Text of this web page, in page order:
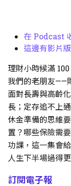
在 Podcast
這邊有影片
理財小時候滿
我們的老朋友——
面對長壽與高齡
長；定存追不上
休金準備的思維
置？哪些保險需
功課，這一集會
人生下半場過得
訂閱電子報